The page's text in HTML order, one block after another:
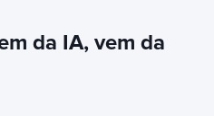
da IA, vem da